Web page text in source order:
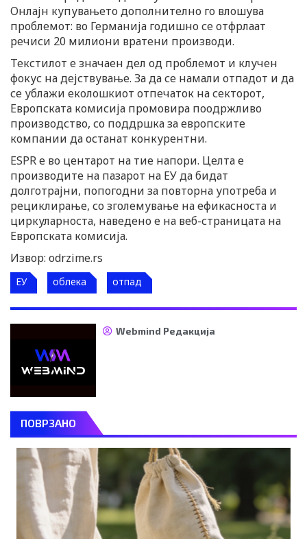
Онлајн купувањето дополнително го влошува
проблемот: во Германија годишно се отфрлаат
речиси 20 милиони вратени производи.
Текстилот е значаен дел од проблемот и клучен
фокус на дејствување. За да се намали отпадот и да
се ублажи еколошкиот отпечаток на секторот,
Европската комисија промовира поодржливо
производство, со поддршка за европските
компании да останат конкурентни.
ESPR е во центарот на тие напори. Целта е
производите на пазарот на ЕУ да бидат
долготрајни, попогодни за повторна употреба и
рециклирање, со зголемување на ефикасноста и
циркуларноста, наведено е на веб-страницата на
Европската комисија.
Извор: odrzime.rs
ЕУ облека отпад
Webmind Редакција
ПОВРЗАНО